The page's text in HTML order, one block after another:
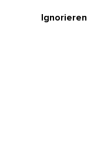
Ignorieren